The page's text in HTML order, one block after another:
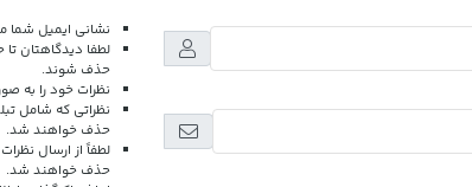
نشانی ایمیل شما
لطفا دیدگاهتان
حذف شوند.
نظرات خود را به
نظراتی که شامل
حذف خواهند شد.
لطفاً از ارسال
حذف خواهند شد.